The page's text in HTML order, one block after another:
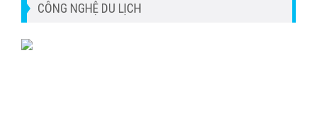
CÔNG NGHỆ DU LỊCH